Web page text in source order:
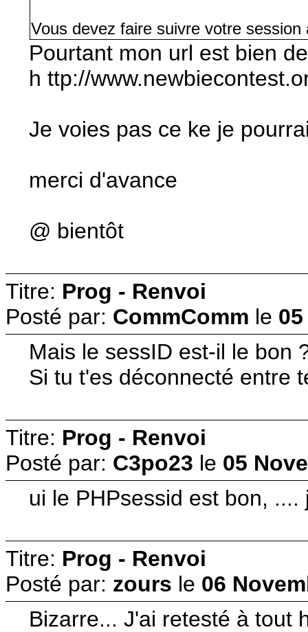
Vous devez faire suivre votre
Pourtant mon url est bien
h ttp://
Je voies pas ce ke je
merci d'avance
@ bientôt
Titre: Prog - Renvoi
Posté par: CommComm le
Mais le sessID est-il le bon
Si tu t'es déconnecté entre
Titre: Prog - Renvoi
Posté par: C3po23 le 05
ui le PHPsessid est bon,
Titre: Prog - Renvoi
Posté par: zours le 06
Bizarre... J'ai retesté à tout